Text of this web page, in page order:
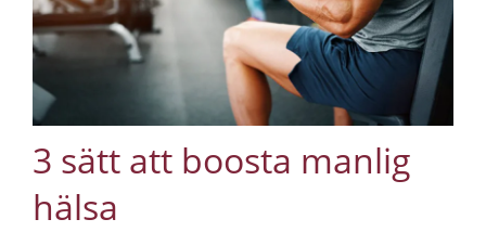
3 sätt att boosta manlig
hälsa